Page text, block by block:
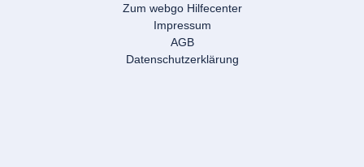
Zum webgo Hilfecenter
Impressum
AGB
Datenschutzerklärung